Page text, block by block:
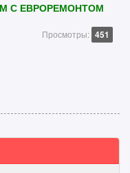
С ЕВРОРЕМОНТОМ
Просмотры: 451